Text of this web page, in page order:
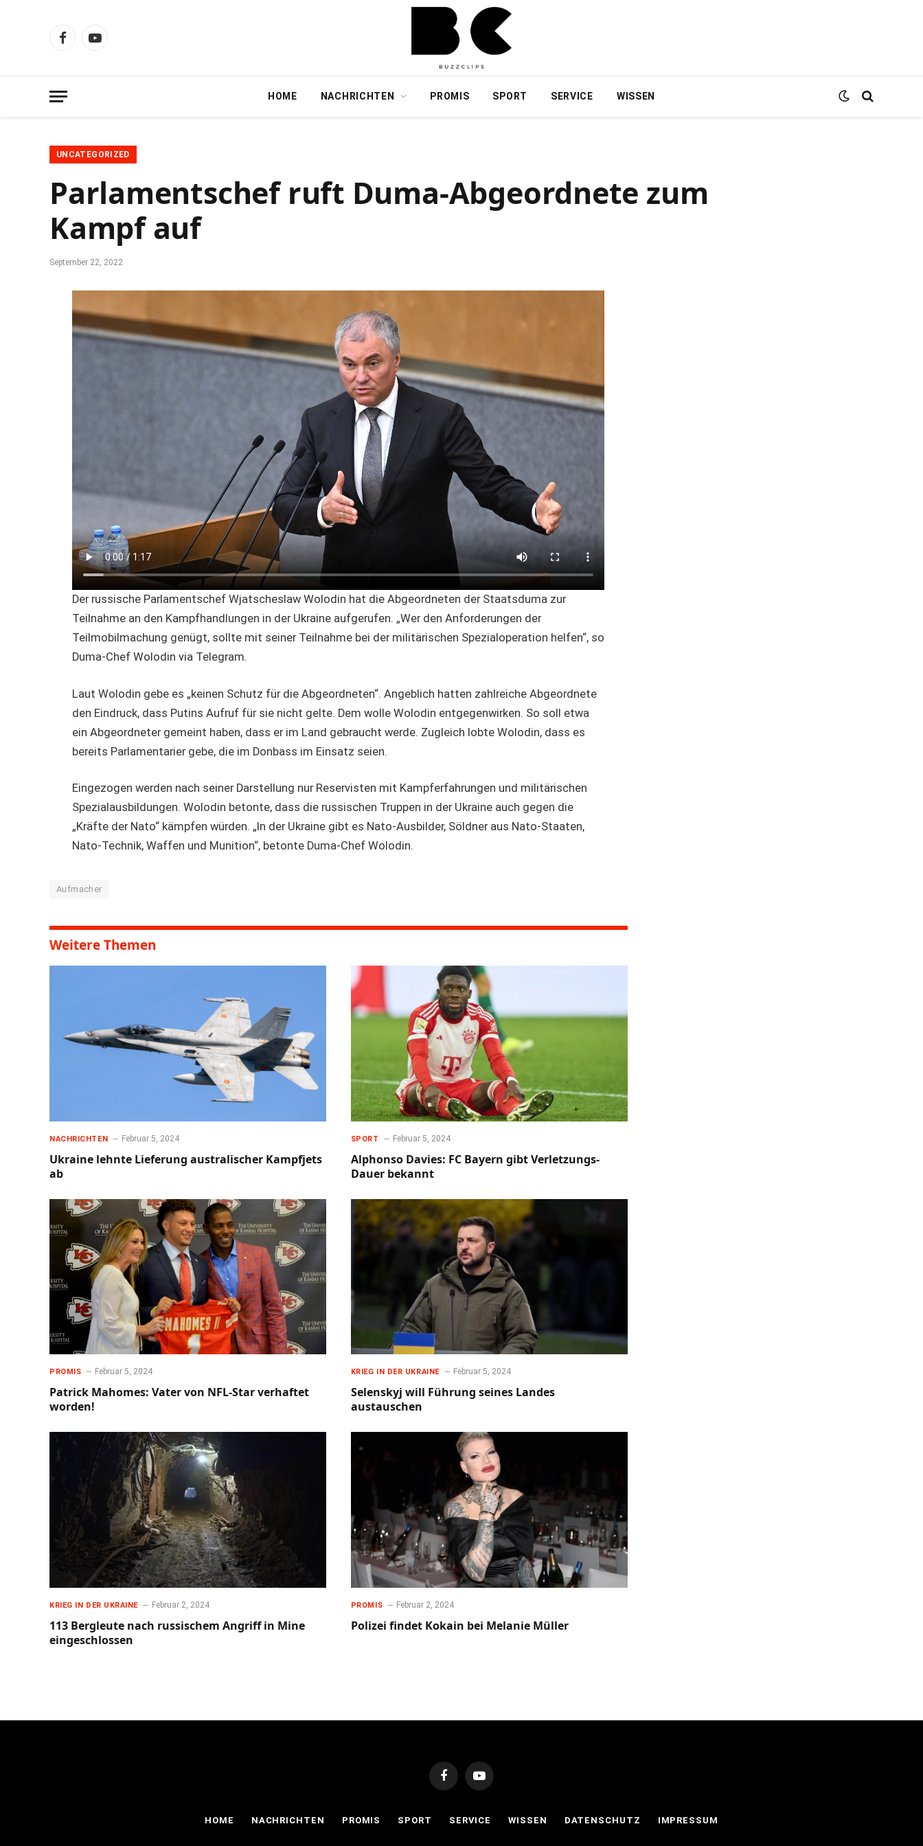
FacebookYouTube
HOME NACHRICHTEN PROMIS SPORT SERVICE WISSEN
UNCATEGORIZED
Parlamentschef ruft Duma-Abgeordnete zum
Kampf auf
September 22, 2022
Der russische Parlamentschef Wjatscheslaw Wolodin hat die Abgeordneten der Staatsduma zur
Teilnahme an den Kampfhandlungen in der Ukraine aufgerufen. „Wer den Anforderungen der
Teilmobilmachung genügt, sollte mit seiner Teilnahme bei der militärischen Spezialoperation helfen“, so
Duma-Chef Wolodin via Telegram.
Laut Wolodin gebe es „keinen Schutz für die Abgeordneten“. Angeblich hatten zahlreiche Abgeordnete
den Eindruck, dass Putins Aufruf für sie nicht gelte. Dem wolle Wolodin entgegenwirken. So soll etwa
ein Abgeordneter gemeint haben, dass er im Land gebraucht werde. Zugleich lobte Wolodin, dass es
bereits Parlamentarier gebe, die im Donbass im Einsatz seien.
Eingezogen werden nach seiner Darstellung nur Reservisten mit Kampferfahrungen und militärischen
Spezialausbildungen. Wolodin betonte, dass die russischen Truppen in der Ukraine auch gegen die
„Kräfte der Nato“ kämpfen würden. „In der Ukraine gibt es Nato-Ausbilder, Söldner aus Nato-Staaten,
Nato-Technik, Waffen und Munition“, betonte Duma-Chef Wolodin.
Aufmacher
Weitere Themen
NACHRICHTEN Februar 5, 2024
Ukraine lehnte Lieferung australischer Kampfjets
ab
SPORT Februar 5, 2024
Alphonso Davies: FC Bayern gibt Verletzungs-
Dauer bekannt
PROMIS Februar 5, 2024
Patrick Mahomes: Vater von NFL-Star verhaftet
worden!
KRIEG IN DER UKRAINE Februar 5, 2024
Selenskyj will Führung seines Landes
austauschen
KRIEG IN DER UKRAINE Februar 2, 2024
113 Bergleute nach russischem Angriff in Mine
eingeschlossen
PROMIS Februar 2, 2024
Polizei findet Kokain bei Melanie Müller
FacebookYouTube
HOME NACHRICHTEN PROMIS SPORT SERVICE WISSEN DATENSCHUTZ IMPRESSUM